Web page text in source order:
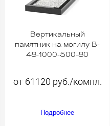
Вертикальный
памятник на могилу B-
48-1000-500-80
от 61120 руб./компл.
Подробнее